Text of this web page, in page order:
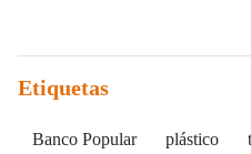
Etiquetas
Banco Popular plástico